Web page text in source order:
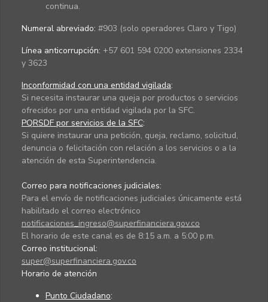
continua.
Numeral abreviado: #903 (solo operadores Claro y Tigo)
Línea anticorrupción: +57 601 594 0200 extensiones 2334
y 3623
Inconformidad con una entidad vigilada:
Si necesita instaurar una queja por productos o servicios
ofrecidos por una entidad vigilada por la SFC.
PQRSDF por servicios de la SFC:
Si quiere instaurar una petición, queja, reclamo, solicitud,
denuncia o felicitación con relación a los servicios o a la
atención de esta Superintendencia.
Correo para notificaciones judiciales:
Para el envío de notificaciones judiciales únicamente está
habilitado el correo electrónico
notificaciones_ingreso@superfinanciera.gov.co
El horario de este canal es de 8:15 a.m. a 5:00 p.m.
Correo institucional:
super@superfinanciera.gov.co
Horario de atención
Punto Ciudadano: